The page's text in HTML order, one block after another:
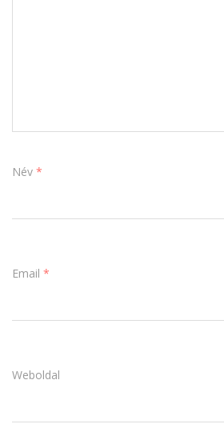
Név *
Email *
Weboldal